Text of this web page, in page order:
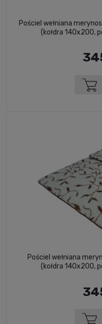
Pościel wełniana
(kołdra 140x200,
Pościel wełniana
(kołdra 140x200,